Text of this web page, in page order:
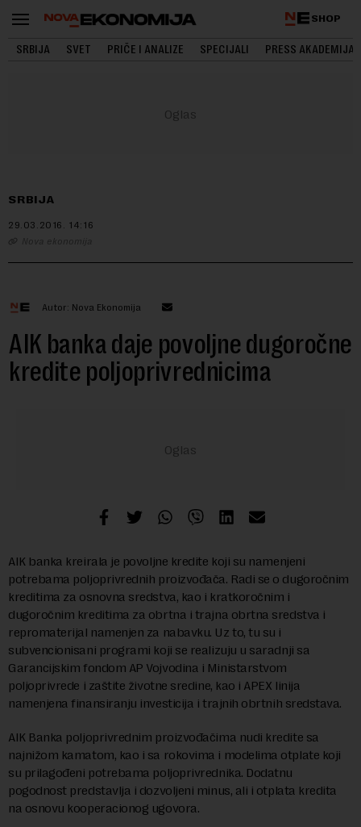
SHOP
SRBIJA SVET PRIČE I ANALIZE SPECIJALI PRESS AKADEMIJA
SRBIJA
29.03.2016. 14:16
Nova ekonomija
Autor: Nova Ekonomija
AIK banka daje povoljne dugoročne
kredite poljoprivrednicima
AIK banka kreirala je povoljne kredite koji su namenjeni
potrebama poljoprivrednih proizvođača. Radi se o dugoročnim
kreditima za osnovna sredstva, kao i kratkoročnim i
dugoročnim kreditima za obrtna i trajna obrtna sredstva i
repromaterijal namenjen za nabavku. Uz to, tu su i
subvencionisani programi koji se realizuju u saradnji sa
Garancijskim fondom AP Vojvodina i Ministarstvom
poljoprivrede i zaštite životne sredine, kao i APEX linija
namenjena finansiranju investicija i trajnih obrtnih sredstava.
AIK Banka poljoprivrednim proizvođačima nudi kredite sa
najnižom kamatom, kao i sa rokovima i modelima otplate koji
su prilagođeni potrebama poljoprivrednika. Dodatnu
pogodnost predstavlja i dozvoljeni minus, ali i otplata kredita
na osnovu kooperacionog ugovora.